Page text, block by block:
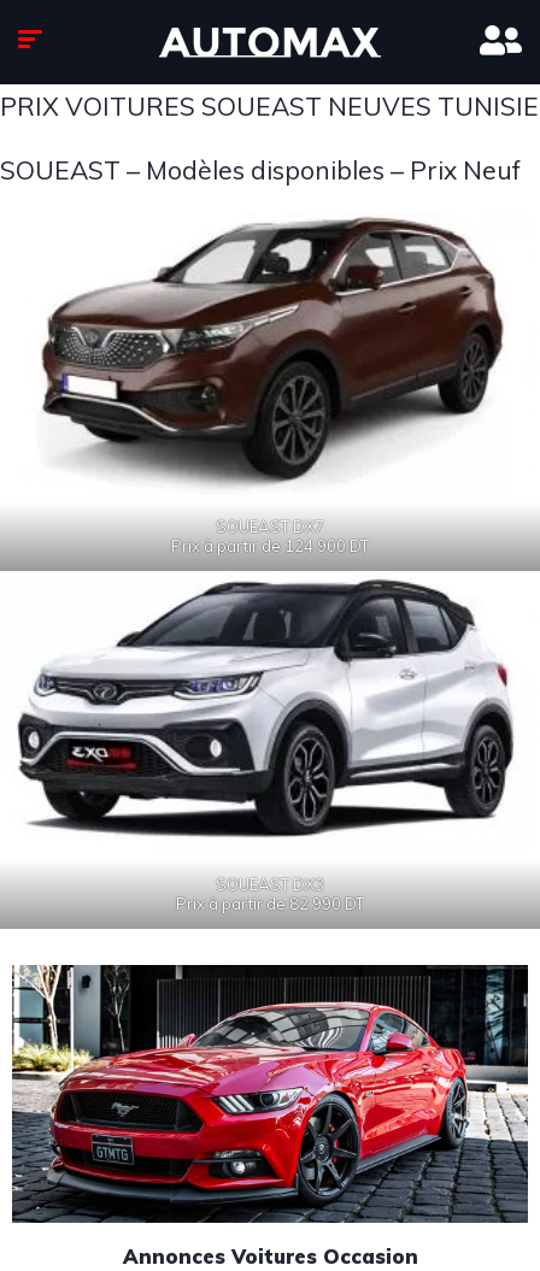
PRIX VOITURES SOUEAST NEUVES TUNISIE
SOUEAST – Modèles disponibles – Prix Neuf
SOUEAST DX7
Prix à partir de 124 900 DT
SOUEAST DX3
Prix à partir de 82 990 DT
Annonces Voitures Occasion